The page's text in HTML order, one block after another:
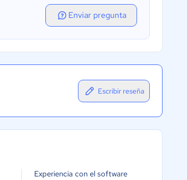
Enviar pregunta
Escribir reseña
Experiencia con el software